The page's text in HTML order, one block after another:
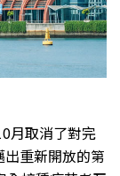
月取消了對完
重新開放的第